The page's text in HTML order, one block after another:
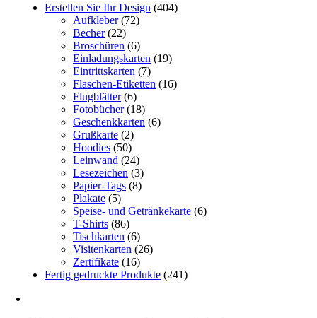
Erstellen Sie Ihr Design (404)
Aufkleber (72)
Becher (22)
Broschüren (6)
Einladungskarten (19)
Eintrittskarten (7)
Flaschen-Etiketten (16)
Flugblätter (6)
Fotobücher (18)
Geschenkkarten (6)
Grußkarte (2)
Hoodies (50)
Leinwand (24)
Lesezeichen (3)
Papier-Tags (8)
Plakate (5)
Speise- und Getränkekarte (6)
T-Shirts (86)
Tischkarten (6)
Visitenkarten (26)
Zertifikate (16)
Fertig gedruckte Produkte (241)